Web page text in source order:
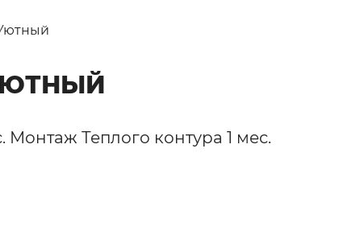
Теплого контура 1 мес.